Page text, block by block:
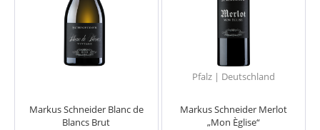
Markus Schneider Blanc de
Blancs Brut
Pfalz | Deutschland
Markus Schneider Merlot
„Mon Èglise“